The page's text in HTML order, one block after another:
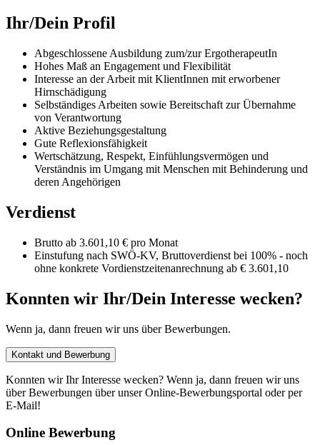
Ihr/Dein Profil
Abgeschlossene Ausbildung zum/zur ErgotherapeutIn
Hohes Maß an Engagement und Flexibilität
Interesse an der Arbeit mit KlientInnen mit erworbener
Hirnschädigung
Selbständiges Arbeiten sowie Bereitschaft zur Übernahme
von Verantwortung
Aktive Beziehungsgestaltung
Gute Reflexionsfähigkeit
Wertschätzung, Respekt, Einfühlungsvermögen und
Verständnis im Umgang mit Menschen mit Behinderung und
deren Angehörigen
Verdienst
Brutto ab 3.601,10 € pro Monat
Einstufung nach SWÖ-KV, Bruttoverdienst bei 100% - noch
ohne konkrete Vordienstzeitenanrechnung ab € 3.601,10
Konnten wir Ihr/Dein Interesse wecken?
Wenn ja, dann freuen wir uns über Bewerbungen.
Kontakt und Bewerbung
Konnten wir Ihr Interesse wecken? Wenn ja, dann freuen wir uns
über Bewerbungen über unser Online-Bewerbungsportal oder per
E-Mail!
Online Bewerbung